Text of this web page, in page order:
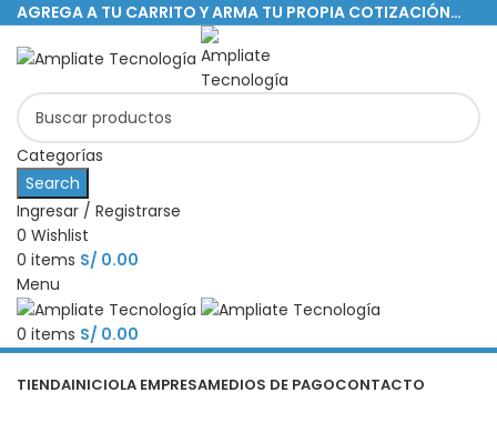
AGREGA A TU CARRITO Y ARMA TU PROPIA COTIZACIÓN…
Categorías
Search
Ingresar / Registrarse
0 Wishlist
0 items S/ 0.00
Menu
0 items S/ 0.00
Categorías
TIENDAINICIOLA EMPRESAMEDIOS DE PAGOCONTACTO